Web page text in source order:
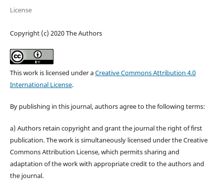
License
Copyright (c) 2020 The Authors
This work is licensed under aCreative Commons Attribution 4.0
International License.
By publishing in this journal, authors agree to the following terms:
a) Authors retain copyright and grant the journal the right of first
publication. The work is simultaneously licensed under the Creative
Commons Attribution License, which permits sharing and
adaptation of the work with appropriate credit to the authors and
the journal.